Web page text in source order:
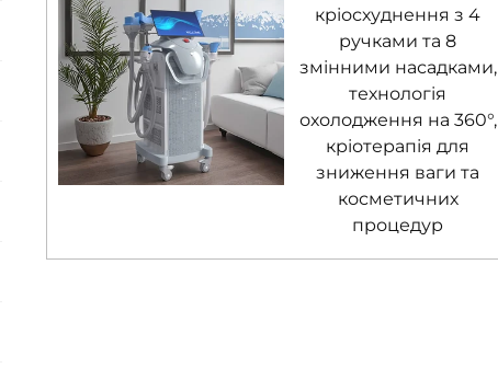
кріосхуднення з 4
ручками та 8
змінними насадками,
технологія
охолодження на 360°,
кріотерапія для
зниження ваги та
косметичних
процедур